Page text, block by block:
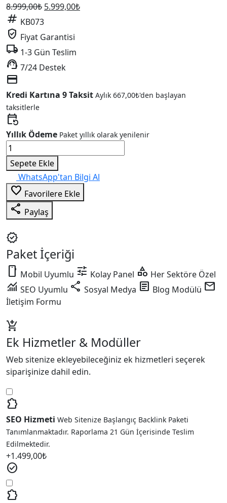
8.999,00₺ Orijinal
5.999,00₺Şu
tag KB073
verified_user Fiyat Garantisi
local_shipping 1-3 Gün Teslim
support_agent 7/24 Destek
credit_card
Kredi Kartına 9 Taksit Aylık 667,00₺'den başlayan
taksitlerle
event_repeat
Yıllık Ödeme Paket yıllık olarak yenilenir
Yapı
Dekorasyon
V2
adet
Sepete Ekle
WhatsApp'tan Bilgi Al
favorite_border Favorilere Ekle
share Paylaş
verified
Paket İçeriği
smartphone Mobil Uyumlu tune Kolay Panel category Her Sektöre Özel
monitoring SEO Uyumlu share Sosyal Medya article Blog Modülü mail
İletişim Formu
add_shopping_cart
Ek Hizmetler & Modüller
Web sitenize ekleyebileceğiniz ek hizmetleri seçerek
siparişinize dahil edin.
extension
SEO Hizmeti Web Sitenize Başlangıç Backlink Paketi
Tanımlanmaktadır. Raporlama 21 Gün İçerisinde Teslim
Edilmektedir.
+1.499,00₺
check_circle
extension